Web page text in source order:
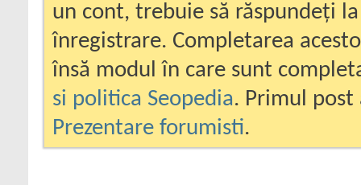
un cont, trebuie să răspundeți
înregistrare. Completarea
însă modul în care sunt
si politica Seopedia. Primul
Prezentare forumisti.